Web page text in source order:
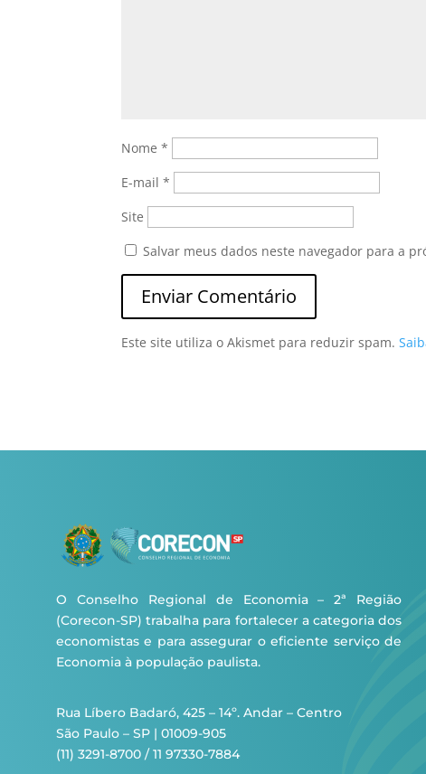
Nome*
E-mail*
Site
Salvar meus dados neste navegador para a
Este site utiliza o Akismet para reduzir spam.
O Conselho Regional de Economia – 2ª Região
(Corecon-SP) trabalha para fortalecer a categoria dos
economistas e para assegurar o eficiente serviço de
Economia à população paulista.
Rua Líbero Badaró, 425 – 14º. Andar – Centro
São Paulo – SP | 01009-905
(11) 3291-8700 / 11 97330-7884